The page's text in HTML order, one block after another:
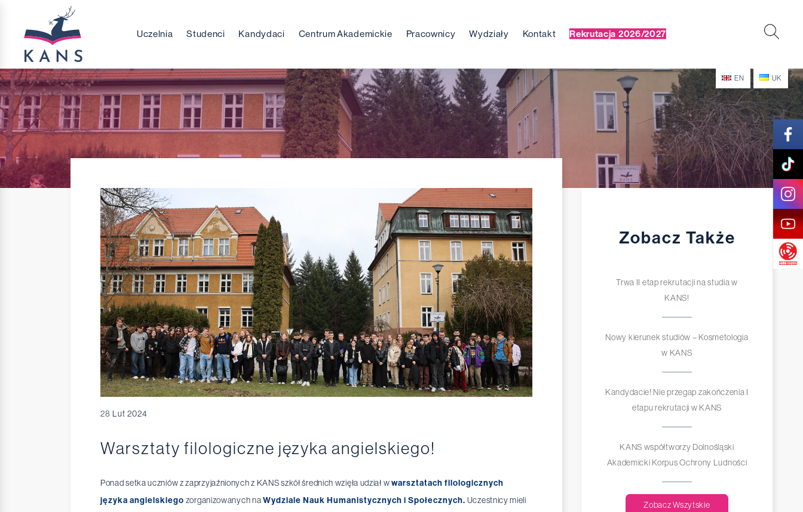
Uczelnia Studenci Kandydaci Centrum Akademickie Pracownicy Wydziały Kontakt Rekrutacja 2026/2027
EN UK
Zobacz Także
Trwa II etap rekrutacji na studia w
KANS!
Nowy kierunek studiów – Kosmetologia
w KANS
Kandydacie! Nie przegap zakończenia I
etapu rekrutacji w KANS
KANS współtworzy Dolnośląski
Akademicki Korpus Ochrony Ludności
Zobacz Wszytskie
28 Lut 2024
Warsztaty filologiczne języka angielskiego!
Ponad setka uczniów z zaprzyjaźnionych z KANS szkół średnich wzięła udział wwarsztatach filologicznych
języka angielskiego zorganizowanych naWydziale Nauk Humanistycznych i Społecznych. Uczestnicy mieli